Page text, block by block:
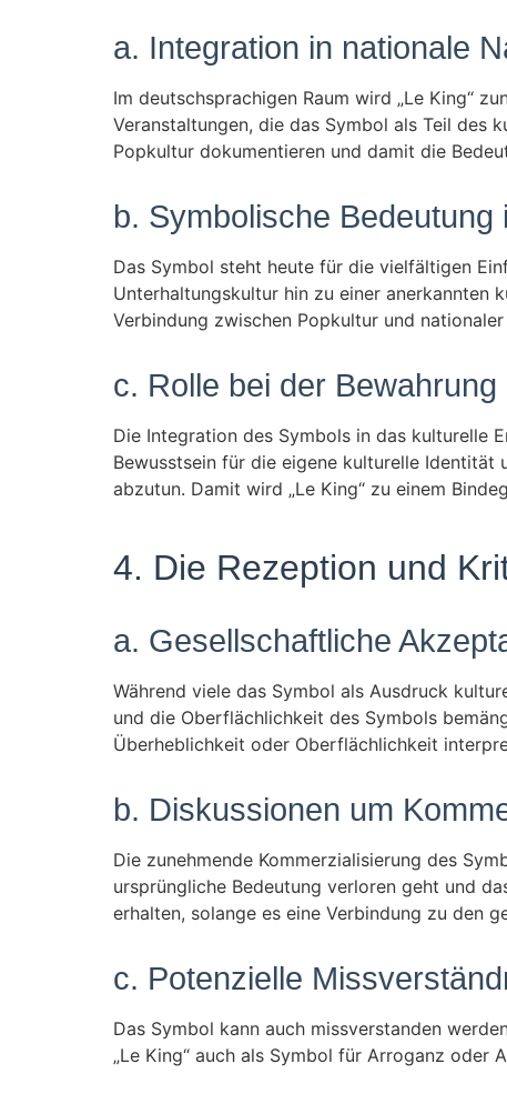
a. Integration in nationale
Im deutschsprachigen Raum wird „Le King“
Veranstaltungen, die das Symbol als Teil des
Popkultur dokumentieren und damit die
b. Symbolische
Das Symbol steht heute für die vielfältigen
Unterhaltungskultur hin zu einer anerkannten
Verbindung zwischen Popkultur und
c. Rolle bei der
Die Integration des Symbols in das kulturelle
Bewusstsein für die eigene kulturelle
abzutun. Damit wird „Le King“ zu einem
4. Die Rezeption und
a. Gesellschaftliche
Während viele das Symbol als Ausdruck
und die Oberflächlichkeit des Symbols
Überheblichkeit oder Oberflächlichkeit
b. Diskussionen um
Die zunehmende Kommerzialisierung des
ursprüngliche Bedeutung verloren geht und
erhalten, solange es eine Verbindung zu den
c. Potenzielle
Das Symbol kann auch missverstanden
„Le King“ auch als Symbol für Arroganz